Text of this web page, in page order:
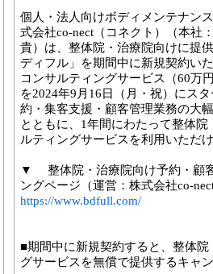
個人・法人向けボディメンテナン
式会社co-nect（コネクト）（本社
貴）は、整体院・治療院向けに提
ディフル」を期間中に新規契約い
コンサルティングサービス（60万
を2024年9月16日（月・祝）にス
約・集客支援・顧客管理業務の大
とともに、1年間にわたって整体
ルティングサービスを利用いただ
▼ 整体院・治療院向け予約・顧
ングページ（運営：株式会社co-
https://www.bdfull.com/
■期間中に新規契約すると、整体
グサービスを無償で提供するキャ